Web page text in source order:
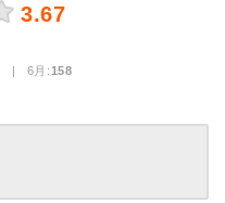
3.67
| 6月:158